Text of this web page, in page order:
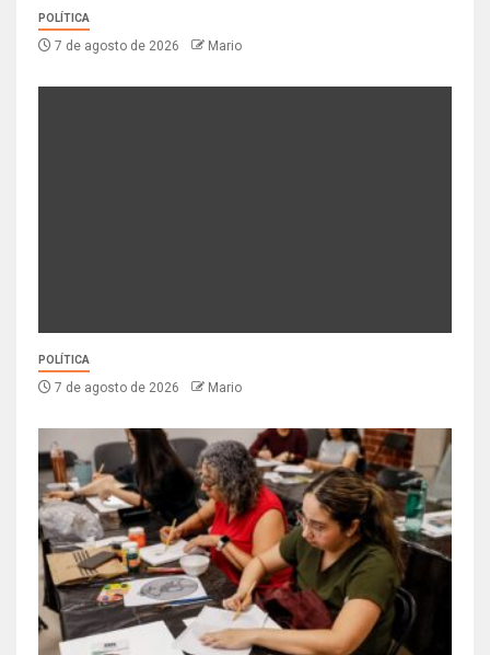
POLÍTICA
7 de agosto de 2026 Mario
POLÍTICA
7 de agosto de 2026 Mario